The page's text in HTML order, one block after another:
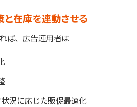
在庫を連動させる
ば、広告運用者は
況に応じた販促最適化